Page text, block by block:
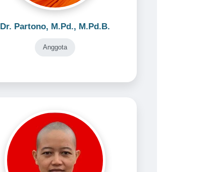
Dr. Partono, M.Pd., M.Pd.B.
Anggota